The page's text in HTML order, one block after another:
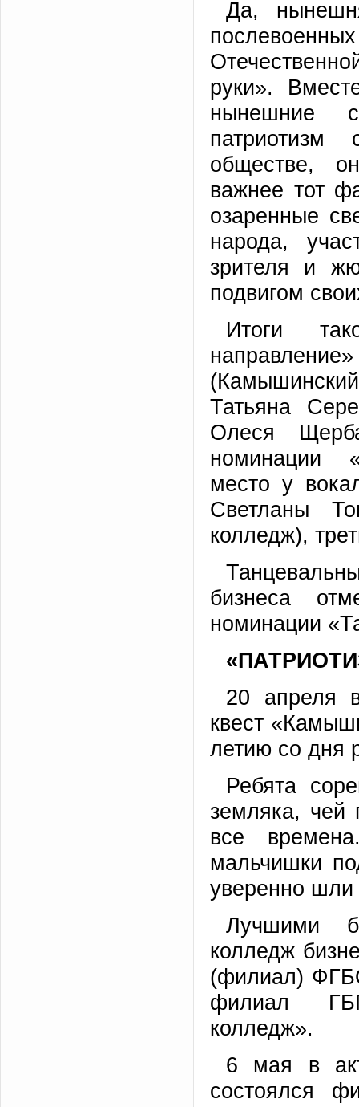
Да,
руки».
нынешние
обществе,
важнее тот
озаренные
народа,
зрителя и
подвигом
Итоги
(Камышинский
Татьяна
Олеся
номинации
место у
Светланы
колледж),
бизнеса
номинации
20 апреля
квест
летию со дня
Ребята
земляка, чей
все
мальчишки
уверенно шли
Лучшими
колледж
(филиал)
филиал
колледж».
6 мая в
состоялся